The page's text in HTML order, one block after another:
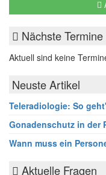
Nächste Termine
Aktuell sind keine
Neuste Artikel
Teleradiologie: So
Gonadenschutz in der
Wann muss ein
Aktuelle Fragen